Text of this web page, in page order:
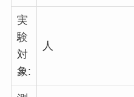
実
験
対
象:
人